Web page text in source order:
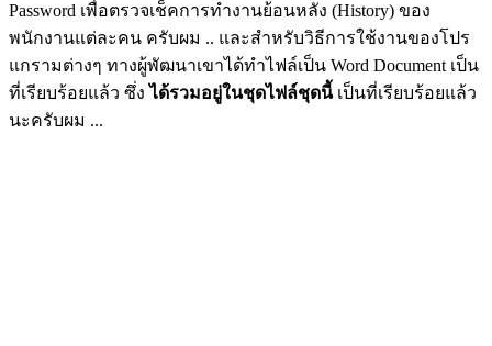
Password เพื่อตรวจเช็คการทำงานย้อนหลัง (History) ของ
พนักงานแต่ละคน ครับผม .. และสำหรับวิธีการใช้งานของโปร
แกรามต่างๆ ทางผู้พัฒนาเขาได้ทำไฟล์เป็น Word Document เป็น
ที่เรียบร้อยแล้ว ซึ่ง ได้รวมอยู่ในชุดไฟล์ชุดนี้เป็นที่เรียบร้อยแล้ว
นะครับผม ...